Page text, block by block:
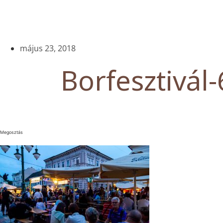
május 23, 2018
Megosztás